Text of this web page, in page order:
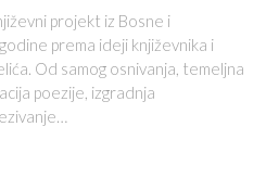
projekt iz Bosne i
prema ideji književnika i
Od samog osnivanja, temeljna
poezije, izgradnja